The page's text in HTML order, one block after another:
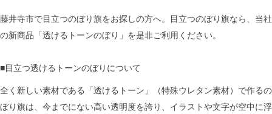
藤井寺市で目立つのぼり旗をお探しの方へ。目立つのぼり旗なら、当社
の新商品「透けるトーンのぼり」を是非ご利用ください。
■目立つ透けるトーンのぼりについて
全く新しい素材である「透けるトーン」（特殊ウレタン素材）で作るの
ぼり旗は、今までにない高い透明度を誇り、イラストや文字が空中に浮